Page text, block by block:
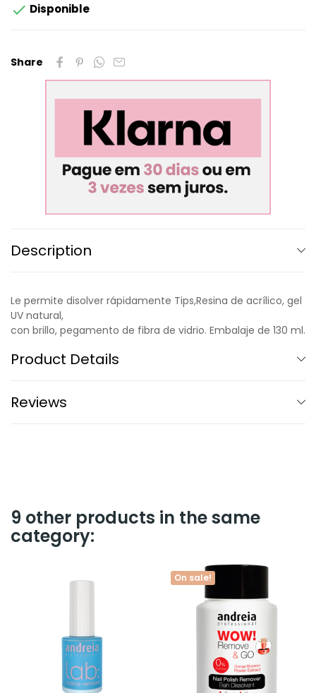
 Disponible
Share
Description
Le permite disolver rápidamente Tips,Resina de acrílico, gel
UV natural,
con brillo, pegamento de fibra de vidrio. Embalaje de 130 ml.
Product Details
Reviews
9 other products in the same
category:
On sale!